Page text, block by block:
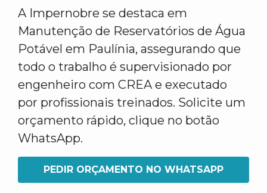
A Impernobre se destaca em
Manutenção de Reservatórios de Água
Potável em Paulínia, assegurando que
todo o trabalho é supervisionado por
engenheiro com CREA e executado
por profissionais treinados. Solicite um
orçamento rápido, clique no botão
WhatsApp.
PEDIR ORÇAMENTO NO WHATSAPP